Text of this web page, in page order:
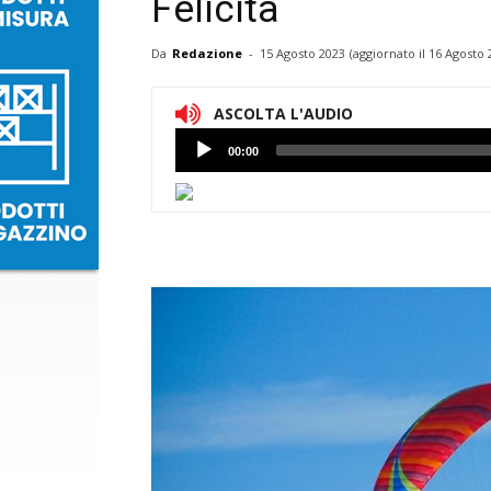
Felicita
Da Redazione - 15 Agosto 2023 (aggiornato il 16 Agosto
ASCOLTA L'AUDIO
Lettore
Audio
00:00